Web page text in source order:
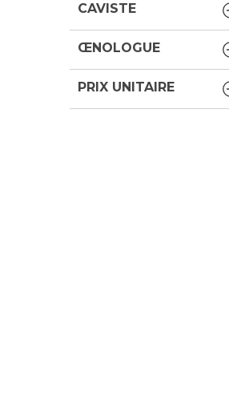
CAVISTE
ŒNOLOGUE
PRIX UNITAIRE